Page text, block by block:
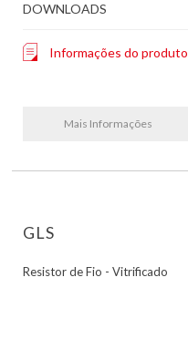
DOWNLOADS
Informações do produto
Mais Informações
GLS
Resistor de Fio - Vitrificado